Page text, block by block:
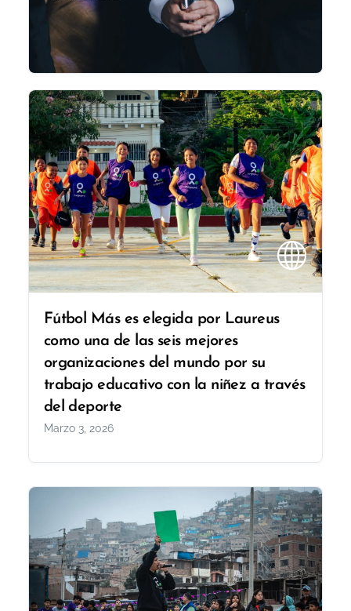
Fútbol Más es elegida por Laureus
como una de las seis mejores
organizaciones del mundo por su
trabajo educativo con la niñez a través
del deporte
Marzo 3, 2026